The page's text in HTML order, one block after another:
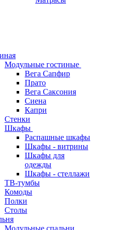
Модульные гостиные
Вега Сапфир
Прато
Вега Саксония
Сиена
Капри
Стенки
Шкафы
Распашные шкафы
Шкафы - витрины
Шкафы для
одежды
Шкафы - стеллажи
ТВ-тумбы
Комоды
Полки
Столы
Модульные спальни